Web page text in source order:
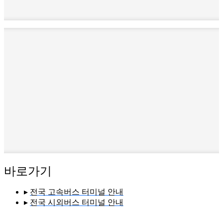
바로가기
▸ 전국 고속버스 터미널 안내
▸ 전국 시외버스 터미널 안내